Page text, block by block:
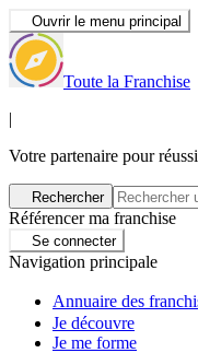
Ouvrir le menu principal
Toute la Franchise
|
Votre partenaire pour
Rechercher
Référencer ma franchise
Se connecter
Navigation principale
Annuaire des
Je découvre
Je me forme